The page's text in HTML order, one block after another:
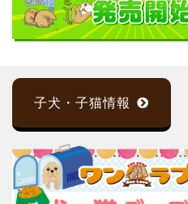
子犬・子猫情報